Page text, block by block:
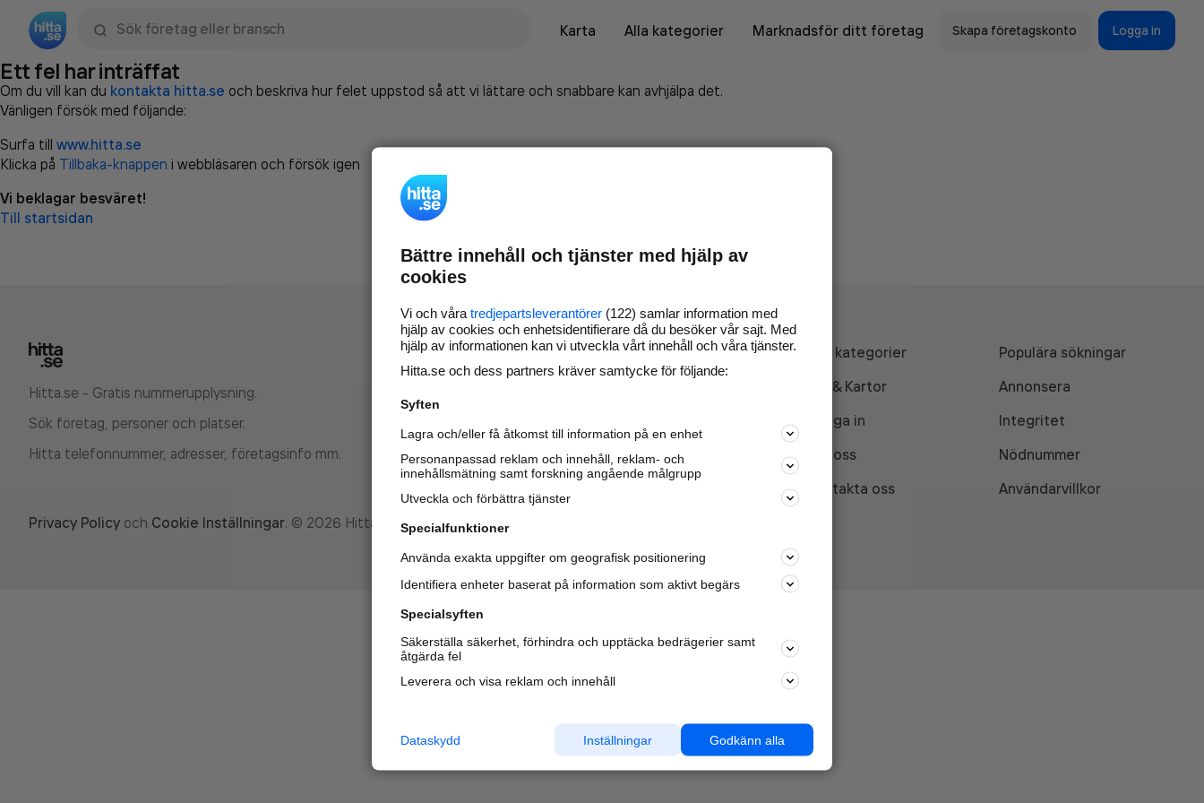
Karta
Alla kategorier Marknadsför ditt företag Skapa företagskonto Logga in
Ett fel har inträffat
Om du vill kan du kontakta hitta.se och beskriva hur felet uppstod så att vi lättare och snabbare kan avhjälpa det.
Vänligen försök med följande:
Surfa till www.hitta.se
Klicka på Tillbaka-knappen i webbläsaren och försök igen
Vi beklagar besväret!
Till startsidan
Hitta.se - Gratis nummerupplysning.
Sök företag, personer och platser.
Hitta telefonnummer, adresser, företagsinfo mm.
Marknadsför företaget på
nya kunder och
samarbetspartners nära dig.
Läs mer här
Alla kategorier
Populära sökningar
API & Kartor
Annonsera
Logga in
Integritet
Om oss
Nödnummer
Kontakta oss
Användarvillkor
Privacy Policy och Cookie Inställningar. © 2026 Hitta.se
Bättre innehåll och tjänster med hjälp av
cookies
Vi och våra tredjepartsleverantörer (122) samlar information med
hjälp av cookies och enhetsidentifierare då du besöker vår sajt. Med
hjälp av informationen kan vi utveckla vårt innehåll och våra tjänster.
Hitta.se och dess partners kräver samtycke för följande:
Syften
Lagra och/eller få åtkomst till information på en enhet
Personanpassad reklam och innehåll, reklam- och
innehållsmätning samt forskning angående målgrupp
Utveckla och förbättra tjänster
Specialfunktioner
Använda exakta uppgifter om geografisk positionering
Identifiera enheter baserat på information som aktivt begärs
Specialsyften
Säkerställa säkerhet, förhindra och upptäcka bedrägerier samt
åtgärda fel
Leverera och visa reklam och innehåll
Godkänn alla
Inställningar
Dataskydd